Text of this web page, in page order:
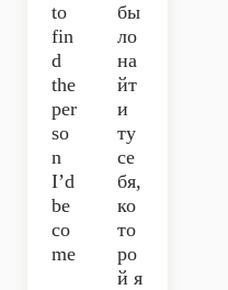
to
fin
d
the
per
so
n
I’d
be
co
me
бы
ло
на
йт
и
ту
се
бя,
ко
то
ро
й я